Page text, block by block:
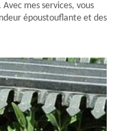
mes services, vous
époustouflante et des